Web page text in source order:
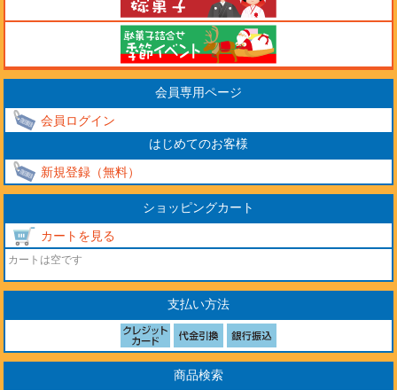
会員専用ページ
会員ログイン
はじめてのお客様
新規登録（無料）
ショッピングカート
カートを見る
カートは空です
支払い方法
商品検索